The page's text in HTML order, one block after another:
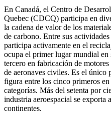
En Canadá, el Centro de
Quebec (CDCQ) participa en
la cadena de valor de los
de carbono. Entre sus
participa activamente en el
ocupa el primer lugar mundial
tercero en fabricación de
de aeronaves civiles. Es el único
figura entre los cinco primeros
categorías. Más del setenta por
industria aeroespacial se exporta
continentes.